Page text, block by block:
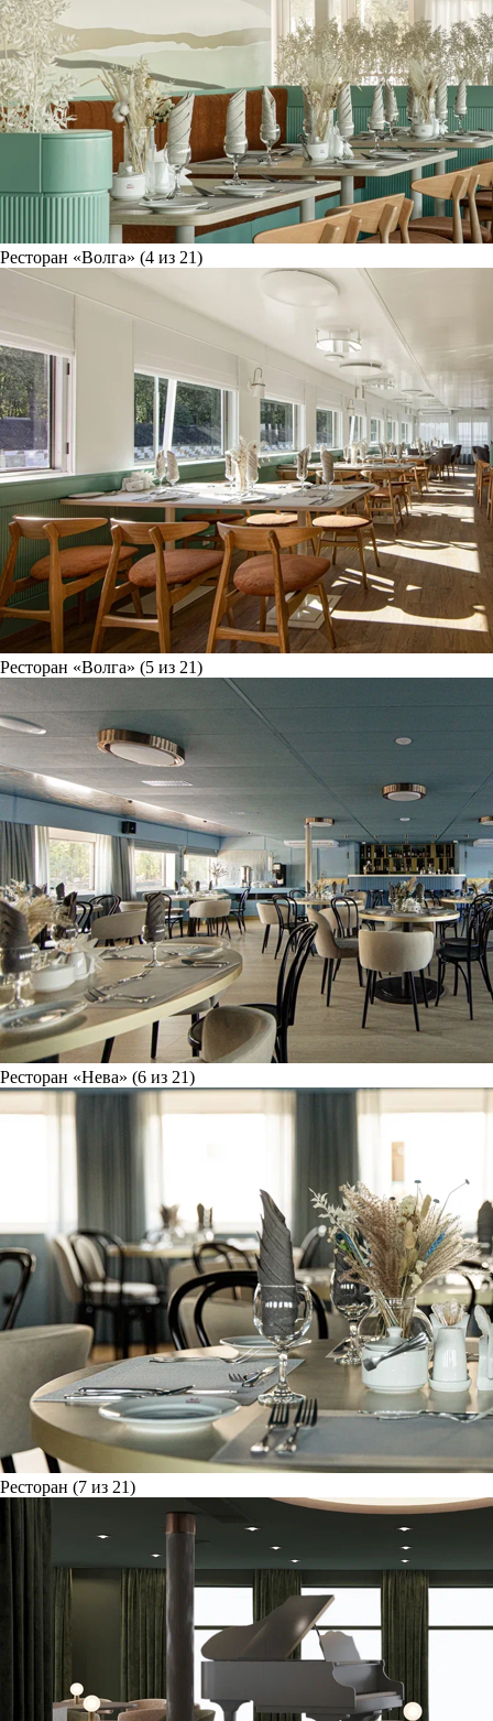
Ресторан «Волга» (4 из 21)
Ресторан «Волга» (5 из 21)
Ресторан «Нева» (6 из 21)
Ресторан (7 из 21)